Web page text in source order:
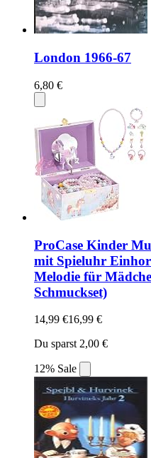
London 1966-67
6,80 €
ProCase Kinder
mit Spieluhr
Melodie für
Schmuckset)
14,99 €16,99 €
Du sparst 2,00 €
12% Sale